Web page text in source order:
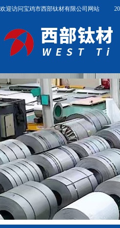
欢迎访问宝鸡市西部钛材有限公司网站